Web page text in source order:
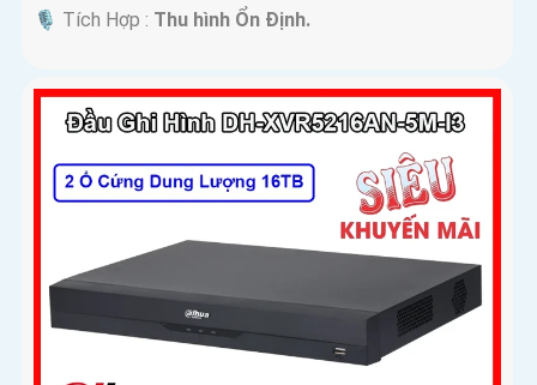
️🎙 Tích Hợp : Thu hình Ổn Định.